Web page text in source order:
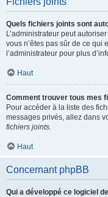
Quels fichiers joints sont
L’administrateur peut
vous n’êtes pas sûr de ce qui
l’administrateur pour plus
Haut
Comment trouver tous mes
Pour accéder à la liste des
messages privés, allez dans
fichiers joints.
Haut
Concernant phpBB
Qui a développé ce logiciel